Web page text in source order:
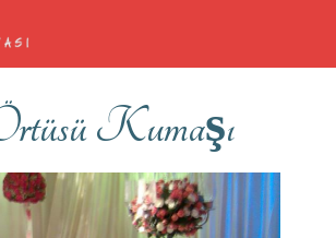
Kumaşı